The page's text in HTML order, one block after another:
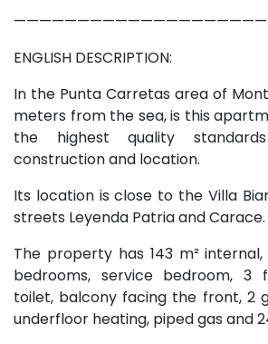
ENGLISH DESCRIPTION:
In the Punta Carretas area of
meters from the sea, is this
the highest quality
construction and location.
Its location is close to the Villa
streets Leyenda Patria and Carace.
The property has 143 m² internal,
bedrooms, service bedroom, 3
toilet, balcony facing the front, 2
underfloor heating, piped gas and